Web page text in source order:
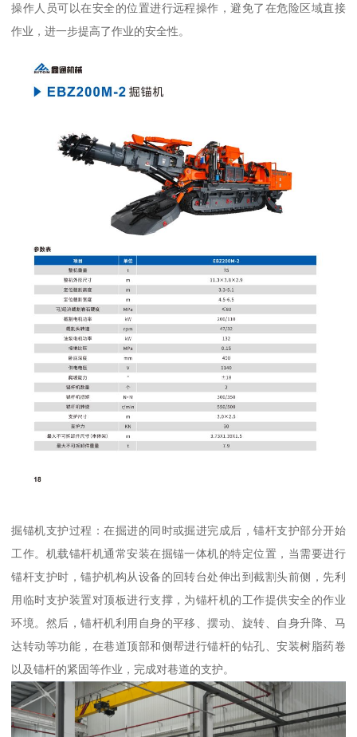
操作人员可以在安全的位置进行远程操作，避免了在危险区域直接
作业，进一步提高了作业的安全性。
掘锚机支护过程：在掘进的同时或掘进完成后，锚杆支护部分开始
工作。机载锚杆机通常安装在掘锚一体机的特定位置，当需要进行
锚杆支护时，锚护机构从设备的回转台处伸出到截割头前侧，先利
用临时支护装置对顶板进行支撑，为锚杆机的工作提供安全的作业
环境。然后，锚杆机利用自身的平移、摆动、旋转、自身升降、马
达转动等功能，在巷道顶部和侧帮进行锚杆的钻孔、安装树脂药卷
以及锚杆的紧固等作业，完成对巷道的支护。